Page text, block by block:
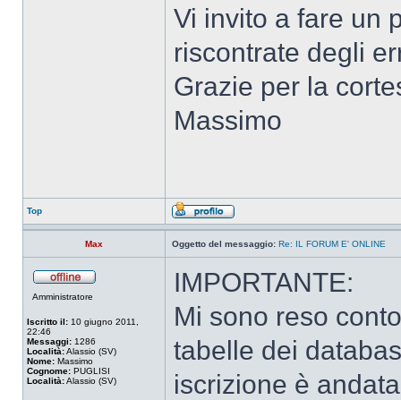
Vi invito a fare un
riscontrate degli
Grazie per la
Massimo
Top
Max Oggetto del messaggio: Re: IL FORUM E' ONLINE
Amministratore
Iscritto il: 10 giugno 2011,
22:46
Messaggi: 1286
Località:Alassio (SV)
Nome: Massimo
Cognome: PUGLISI
Località:Alassio (SV)
IMPORTANTE:
Mi sono reso
tabelle dei
iscrizione è